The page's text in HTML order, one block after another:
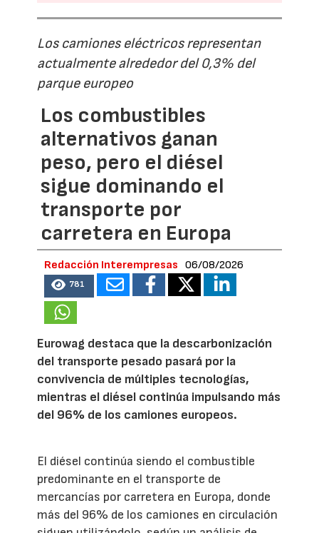
Los camiones eléctricos representan
actualmente alrededor del 0,3% del
parque europeo
Los combustibles
alternativos ganan
peso, pero el diésel
sigue dominando el
transporte por
carretera en Europa
Redacción Interempresas 06/08/2026
781
Eurowag destaca que la descarbonización
del transporte pesado pasará por la
convivencia de múltiples tecnologías,
mientras el diésel continúa impulsando más
del 96% de los camiones europeos.
El diésel continúa siendo el combustible
predominante en el transporte de
mercancías por carretera en Europa, donde
más del 96% de los camiones en circulación